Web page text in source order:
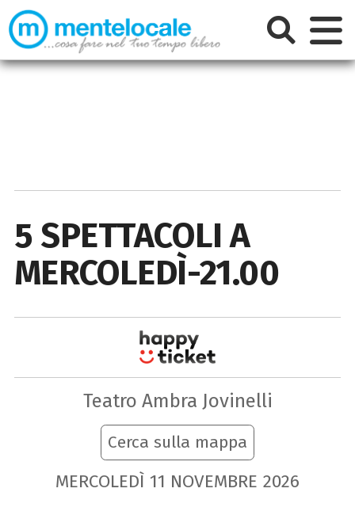
5 SPETTACOLI A
MERCOLEDÌ-21.00
Teatro Ambra Jovinelli
Cerca sulla mappa
MERCOLEDÌ 11 NOVEMBRE 2026